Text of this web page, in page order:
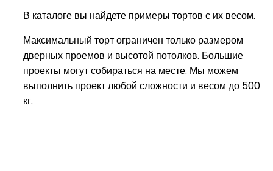
В каталоге вы найдете примеры тортов с их весом.
Максимальный торт ограничен только размером
дверных проемов и высотой потолков. Большие
проекты могут собираться на месте. Мы можем
выполнить проект любой сложности и весом до 500
кг.